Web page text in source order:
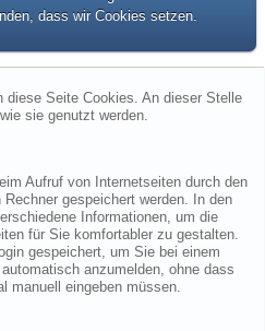
dass wir Cookies setzen.
Seite Cookies. An dieser Stelle
sie genutzt werden.
Aufruf von Internetseiten durch den
gespeichert werden. In den
Informationen, um die
für Sie komfortabler zu gestalten.
gespeichert, um Sie bei einem
anzumelden, ohne dass
manuell eingeben müssen.